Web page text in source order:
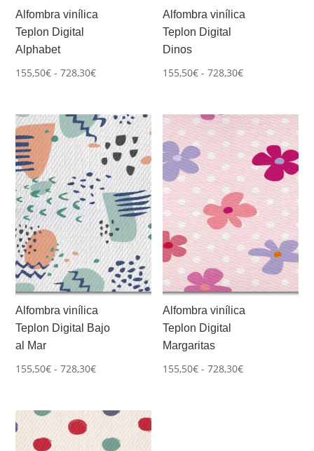
Alfombra vinílica
Teplon Digital
Alphabet
155,50€ - 728,30€Rango
desde
155,50€
hasta
728,30€
Alfombra vinílica
Teplon Digital
Dinos
155,50€ - 728,30€Rango
desde
155,50€
hasta
728,30€
Alfombra vinílica
Teplon Digital Bajo
al Mar
155,50€ - 728,30€Rango
155,50€
Alfombra vinílica
Teplon Digital
Margaritas
155,50€ - 728,30€Rango